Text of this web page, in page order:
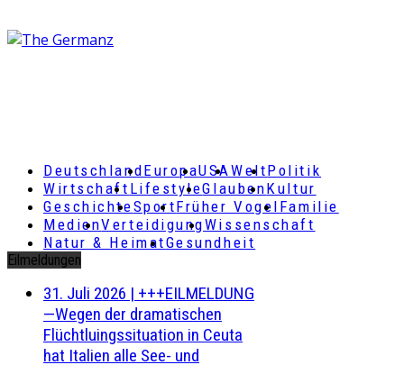
DeutschlandEuropaUSAWeltPolitik
Wirtschaft LifestyleGlaubenKultur
GeschichteSportFrüher Vogel Familie
MedienVerteidigungWissenschaft
Natur & HeimatGesundheit
Eilmeldungen
31. Juli 2026 | +++EILMELDUNG
—Wegen der dramatischen
Flüchtluingssituation in Ceuta
hat Italien alle See- und